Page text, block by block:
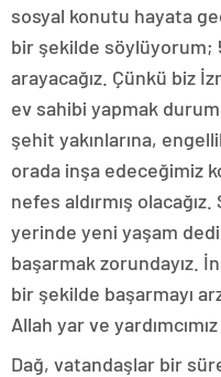
sosyal konutu hayata
bir şekilde söylüyorum;
arayacağız. Çünkü biz
ev sahibi yapmak
şehit yakınlarına,
orada inşa edeceğimiz
nefes aldırmış
yerinde yeni yaşam
başarmak zorundayız.
bir şekilde başarmayı
Allah yar ve
Dağ, vatandaşlar bir